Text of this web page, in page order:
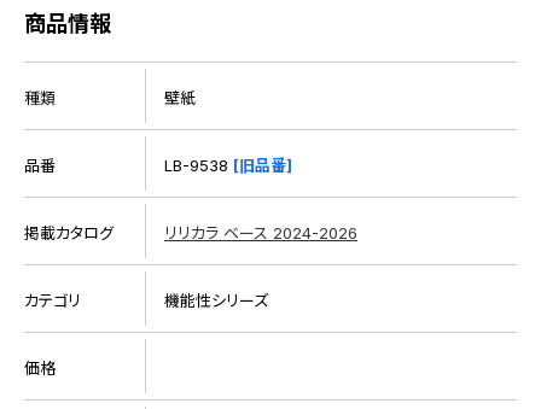
商品情報
種類 壁紙
品番 LB-9538 [旧品番]
掲載カタログ リリカラ ベース 2024-2026
カテゴリ 機能性シリーズ
価格